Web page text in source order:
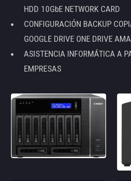
HDD 10GbE NETWORK CARD
CONFIGURACIÓN BACKUP
GOOGLE DRIVE ONE DRIVE
ASISTENCIA INFORMÁTICA A
EMPRESAS